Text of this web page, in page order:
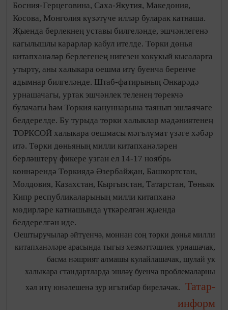
Босния-Герцеговина, Саха-Якутия, Македония,
Косова, Монголия күзәтүче илләр буларак катнаша.
Җыенда берлекнең уставы билгеләнде, эшчәнлегенә
кагылышлы карарлар кабул ителде. Төрки дөнья
китапханәләр берлегенең нигезен хокукый кысаларга
утырту, аны халыкара оешма итү буенча беренче
адымнар билгеләнде. Штаб-фатирының Әнкарәдә
урнашачагы, уртак эшчәнлек теленең төрекчә
булачагы һәм Төркия кануннарына таянып эшләячәге
белдерелде. Бу турыда төрки халыклар мәдәниятенең
ТӨРКСОЙ халыкара оешмасы мәгълүмат үзәге хәбәр
итә. Төрки дөньяның милли китапханәләрен
берләштерү фикере узган ел 14-17 ноябрь
көннәрендә Төркиядә Әзербайҗан, Башкортстан,
Молдовия, Казахстан, Кыргызстан, Татарстан, Төньяк
Кипр республикаларының милли китапханә
мөдирләре катнашында үткәрелгән җыенда
белдерелгән иде.
Оештыручылар әйтүенчә, моннан соң төрки дөнья милли
китапханәләре арасында тыгыз хезмәттәшлек урнашачак,
басма нәшрият алмашы кулайлашачак, шулай ук
халыкара стандартларда эшләү буенча проблемаларны
хәл итү юнәлешенә зур игътибар биреләчәк.
Татар-
информ